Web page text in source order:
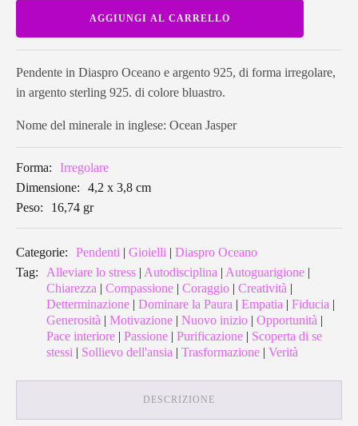
Diaspro
Oceano
irregolare
quantità
AGGIUNGI AL CARRELLO
Pendente in Diaspro Oceano e argento 925, di forma irregolare,
in argento sterling 925. di colore bluastro.
Nome del minerale in inglese: Ocean Jasper
Forma:
Irregolare
Dimensione:
4,2 x 3,8 cm
Peso:
16,74 gr
Categorie: Pendenti Gioielli
Diaspro Oceano
Tag:
Alleviare lo stress Autodisciplina Autoguarigione
Chiarezza
Compassione Coraggio Creatività
Detterminazione
Dominare la Paura Empatia Fiducia
Generosità
Motivazione Nuovo inizio Opportunità
Pace interiore
Passione Purificazione
Scoperta di se
stessi
Sollievo dell'ansia Trasformazione Verità
DESCRIZIONE